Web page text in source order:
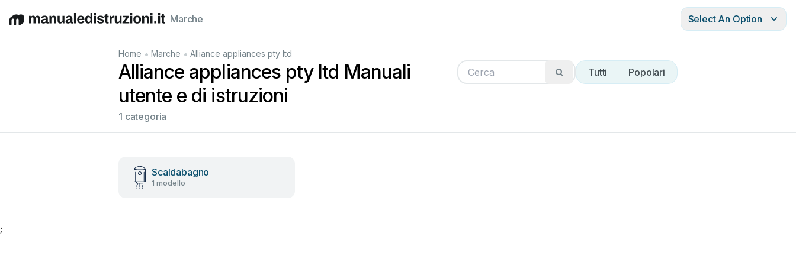
EnglishDeutschEspañol Italiano Français
Marche Select An Option
Home • Marche • Alliance appliances pty ltd
Alliance appliances pty ltd Manuali
utente e di istruzioni
Tutti Popolari
1 categoria
Scaldabagno
1 modello
;